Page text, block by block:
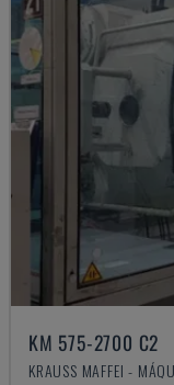
KM 575-2700 C2
KRAUSS MAFFEI -